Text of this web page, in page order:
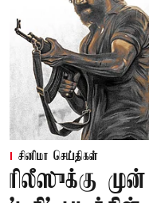
சினிமா செய்திகள்
ரிலீஸுக்கு